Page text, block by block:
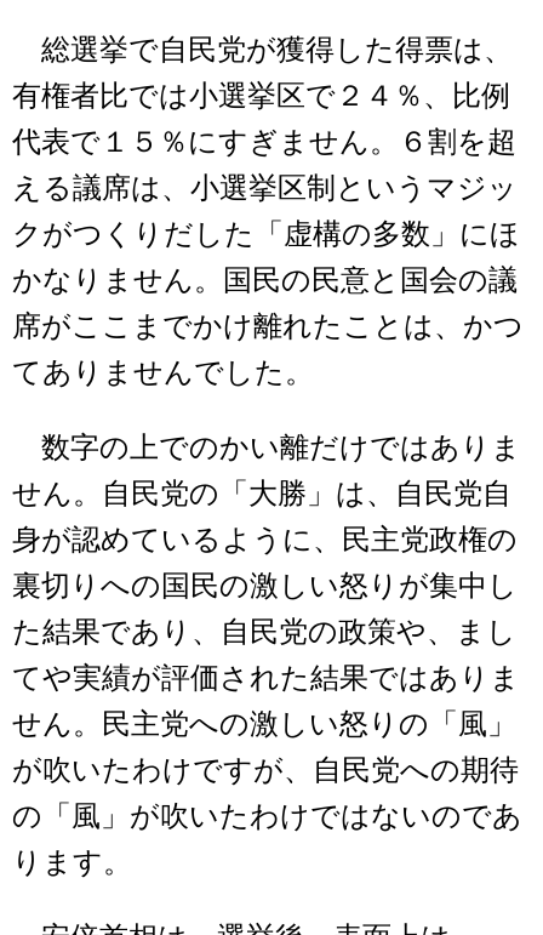
総選挙で自民党が獲得した得票は、
有権者比では小選挙区で２４％、比例
代表で１５％にすぎません。６割を超
える議席は、小選挙区制というマジッ
クがつくりだした「虚構の多数」にほ
かなりません。国民の民意と国会の議
席がここまでかけ離れたことは、かつ
てありませんでした。
数字の上でのかい離だけではありま
せん。自民党の「大勝」は、自民党自
身が認めているように、民主党政権の
裏切りへの国民の激しい怒りが集中し
た結果であり、自民党の政策や、まし
てや実績が評価された結果ではありま
せん。民主党への激しい怒りの「風」
が吹いたわけですが、自民党への期待
の「風」が吹いたわけではないのであ
ります。